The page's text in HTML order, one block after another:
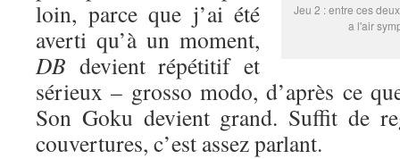
Jeu 2 : entre ces
a l'air
loin, parce que j’ai été
averti qu’à un moment,
DB devient répétitif et
sérieux – grosso modo, d’après ce
Son Goku devient grand. Suffit de
couvertures, c’est assez parlant.